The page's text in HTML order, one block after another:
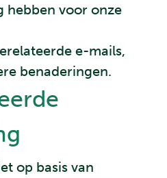
hebben voor onze
e-mails,
benaderingen.
op basis van